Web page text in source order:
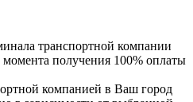
транспортной компании
момента получения 100% оплаты
компанией в Ваш город